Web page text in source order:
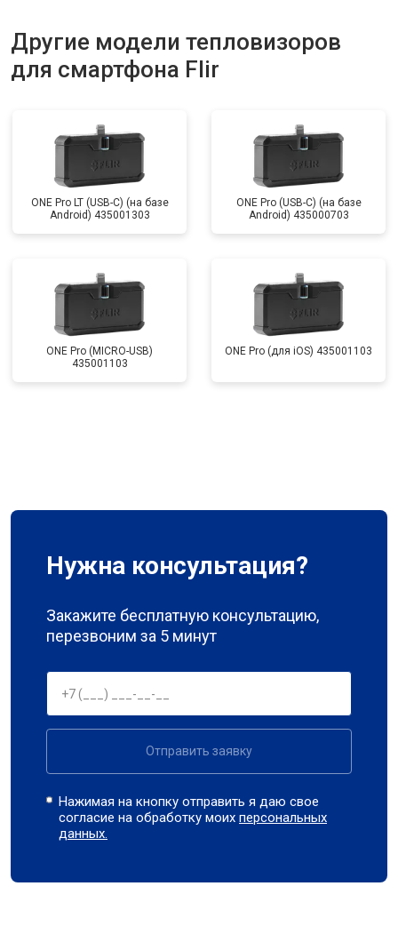
Другие модели тепловизоров
для смартфона Flir
ONE Pro LT (USB-C) (на базе
Android) 435001303
ONE Pro (USB-C) (на базе
Android) 435000703
ONE Pro (MICRO-USB)
435001103
ONE Pro (для iOS) 435001103
Нужна консультация?
Закажите бесплатную консультацию,
перезвоним за 5 минут
Отправить заявку
Нажимая на кнопку отправить я даю свое
согласие на обработку моихперсональных
данных.